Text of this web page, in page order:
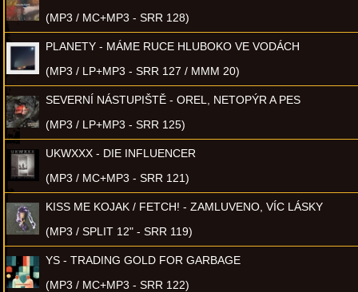
(MP3 / MC+MP3 - SRR 128)
PLANETY - MÁME RUCE HLUBOKO VE VODÁCH
(MP3 / LP+MP3 - SRR 127 / MMM 20)
SEVERNÍ NÁSTUPIŠTĚ - OREL, NETOPÝR A PES
(MP3 / LP+MP3 - SRR 125)
UKWXXX - DIE INFLUENCER
(MP3 / MC+MP3 - SRR 121)
KISS ME KOJAK / FETCH! - ZAMLUVENO, VÍC LÁSKY
(MP3 / SPLIT 12" - SRR 119)
YS - TRADING GOLD FOR GARBAGE
(MP3 / MC+MP3 - SRR 122)